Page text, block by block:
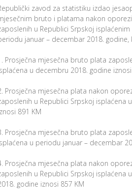
zavod za statistiku izdao
bruto i platama nakon
u Republici Srpskoj
januar – decembar 2018. godine,
Prosječna mjesečna bruto plata
u decembru 2018. godine iznosi
Prosječna mjesečna plata nakon
u Republici Srpskoj isplaćena
891 KM
Prosječna mjesečna bruto plata
u periodu januar – decembar
Prosječna mjesečna plata nakon
u Republici Srpskoj isplaćena
godine iznosi 857 KM